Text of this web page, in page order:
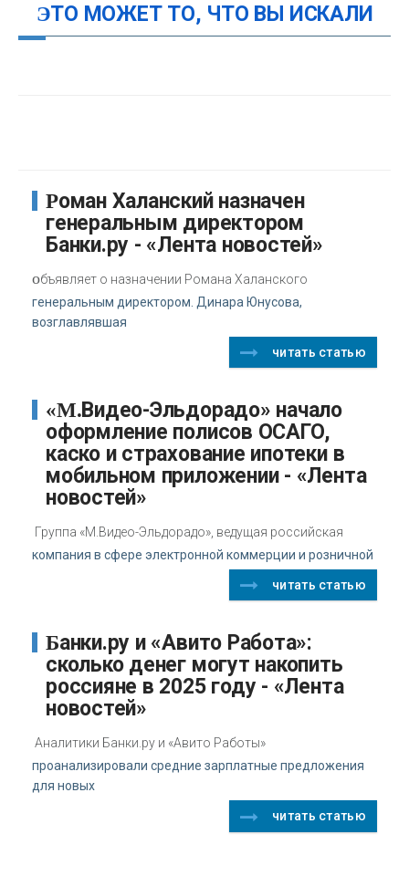
ЭТО МОЖЕТ ТО, ЧТО ВЫ ИСКАЛИ
Роман Халанский назначен
генеральным директором
Банки.ру - «Лента новостей»
объявляет о назначении Романа Халанского
генеральным директором. Динара Юнусова,
возглавлявшая
читать статью
«М.Видео-Эльдорадо» начало
оформление полисов ОСАГО,
каско и страхование ипотеки в
мобильном приложении - «Лента
новостей»
Группа «М.Видео-Эльдорадо», ведущая российская
компания в сфере электронной коммерции и розничной
читать статью
Банки.ру и «Авито Работа»:
сколько денег могут накопить
россияне в 2025 году - «Лента
новостей»
Аналитики Банки.ру и «Авито Работы»
проанализировали средние зарплатные предложения
для новых
читать статью